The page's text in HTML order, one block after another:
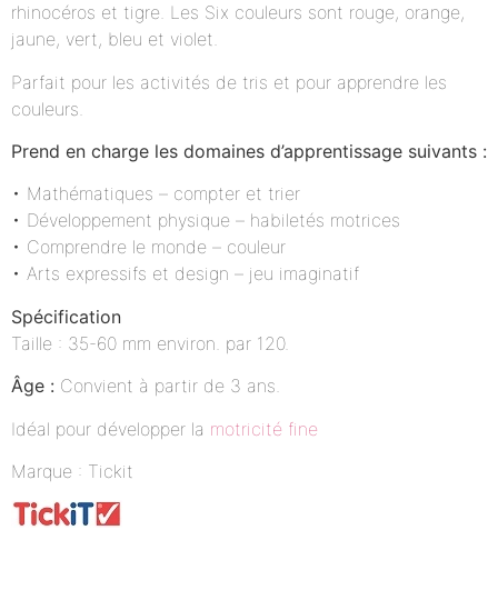
rhinocéros et tigre. Les Six couleurs sont rouge, orange,
jaune, vert, bleu et violet.
Parfait pour les activités de tris et pour apprendre les
couleurs.
Prend en charge les domaines d’apprentissage suivants :
• Mathématiques – compter et trier
• Développement physique – habiletés motrices
• Comprendre le monde – couleur
• Arts expressifs et design – jeu imaginatif
Spécification
Taille : 35-60 mm environ. par 120.
Âge : Convient à partir de 3 ans.
Idéal pour développer la motricité fine
Marque : Tickit